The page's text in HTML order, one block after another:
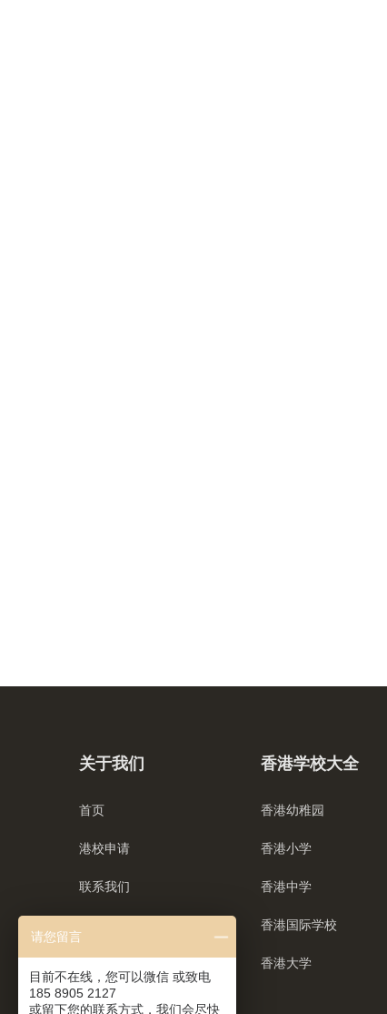
关于我们
首页
港校申请
联系我们
香港学校大全
香港幼稚园
香港小学
香港中学
香港国际学校
香港大学
请您留言
目前不在线，您可以微信 或致电
185 8905 2127
或留下您的联系方式，我们会尽快